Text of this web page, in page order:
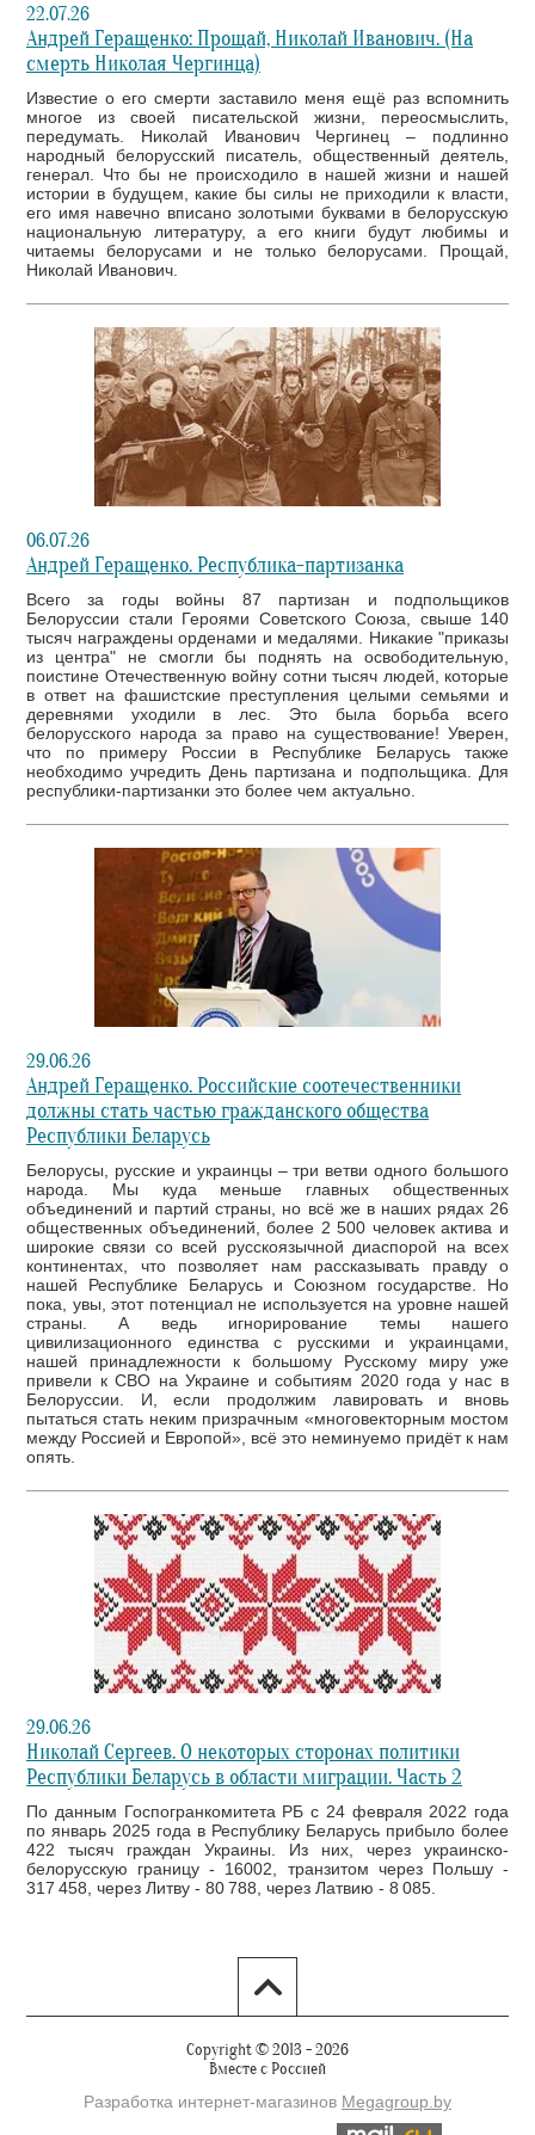
22.07.26
Андрей Геращенко: Прощай, Николай Иванович. (На
смерть Николая Чергинца)
Известие о его смерти заставило меня ещё раз вспомнить
многое из своей писательской жизни, переосмыслить,
передумать. Николай Иванович Чергинец – подлинно
народный белорусский писатель, общественный деятель,
генерал. Что бы не происходило в нашей жизни и нашей
истории в будущем, какие бы силы не приходили к власти,
его имя навечно вписано золотыми буквами в белорусскую
национальную литературу, а его книги будут любимы и
читаемы белорусами и не только белорусами. Прощай,
Николай Иванович.
06.07.26
Андрей Геращенко. Республика-партизанка
Всего за годы войны 87 партизан и подпольщиков
Белоруссии стали Героями Советского Союза, свыше 140
тысяч награждены орденами и медалями. Никакие "приказы
из центра" не смогли бы поднять на освободительную,
поистине Отечественную войну сотни тысяч людей, которые
в ответ на фашистские преступления целыми семьями и
деревнями уходили в лес. Это была борьба всего
белорусского народа за право на существование! Уверен,
что по примеру России в Республике Беларусь также
необходимо учредить День партизана и подпольщика. Для
республики-партизанки это более чем актуально.
29.06.26
Андрей Геращенко. Российские соотечественники
должны стать частью гражданского общества
Республики Беларусь
Белорусы, русские и украинцы – три ветви одного большого
народа. Мы куда меньше главных общественных
объединений и партий страны, но всё же в наших рядах 26
общественных объединений, более 2 500 человек актива и
широкие связи со всей русскоязычной диаспорой на всех
континентах, что позволяет нам рассказывать правду о
нашей Республике Беларусь и Союзном государстве. Но
пока, увы, этот потенциал не используется на уровне нашей
страны. А ведь игнорирование темы нашего
цивилизационного единства с русскими и украинцами,
нашей принадлежности к большому Русскому миру уже
привели к СВО на Украине и событиям 2020 года у нас в
Белоруссии. И, если продолжим лавировать и вновь
пытаться стать неким призрачным «многовекторным мостом
между Россией и Европой», всё это неминуемо придёт к нам
опять.
29.06.26
Николай Сергеев. О некоторых сторонах политики
Республики Беларусь в области миграции. Часть 2
По данным Госпогранкомитета РБ с 24 февраля 2022 года
по январь 2025 года в Республику Беларусь прибыло более
422 тысяч граждан Украины. Из них, через украинско-
белорусскую границу - 16002, транзитом через Польшу -
317 458, через Литву - 80 788, через Латвию - 8 085.
Copyright © 2013 - 2026
Вместе с Россией
Разработка интернет-магазинов Мegagroup.by